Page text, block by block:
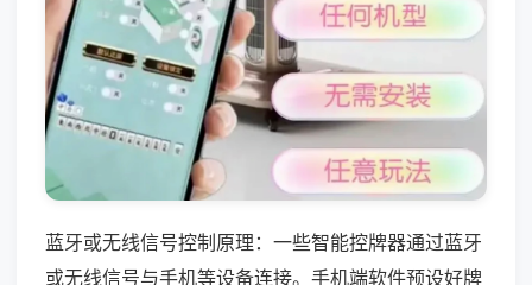
蓝牙或无线信号控制原理：一些智能控牌器通过蓝牙
或无线信号与手机等设备连接。手机端软件预设好牌